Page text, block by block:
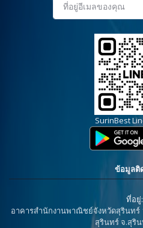
SurinBest
ข้อมูลติ
ที่อยู่:
อาคารสำนักงานพาณิชย์จังหวัดสุรินทร์
สุรินทร์ จ.สุริน